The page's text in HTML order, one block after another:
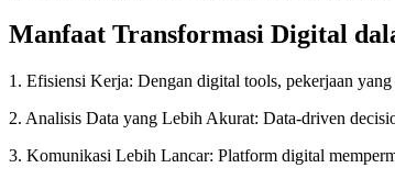
Manfaat Transformasi Digital
1. Efisiensi Kerja: Dengan digital tools, pekerjaan
2. Analisis Data yang Lebih Akurat: Data-driven
3. Komunikasi Lebih Lancar: Platform digital